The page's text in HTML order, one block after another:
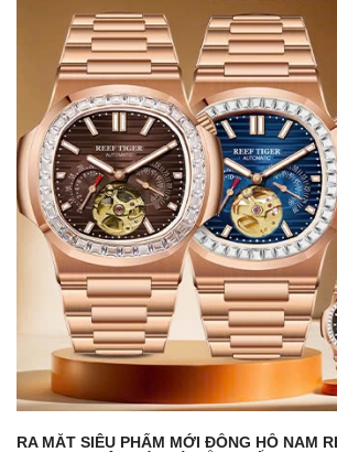
RA MẮT SIÊU PHẨM MỚI ĐỒNG HỒ NAM